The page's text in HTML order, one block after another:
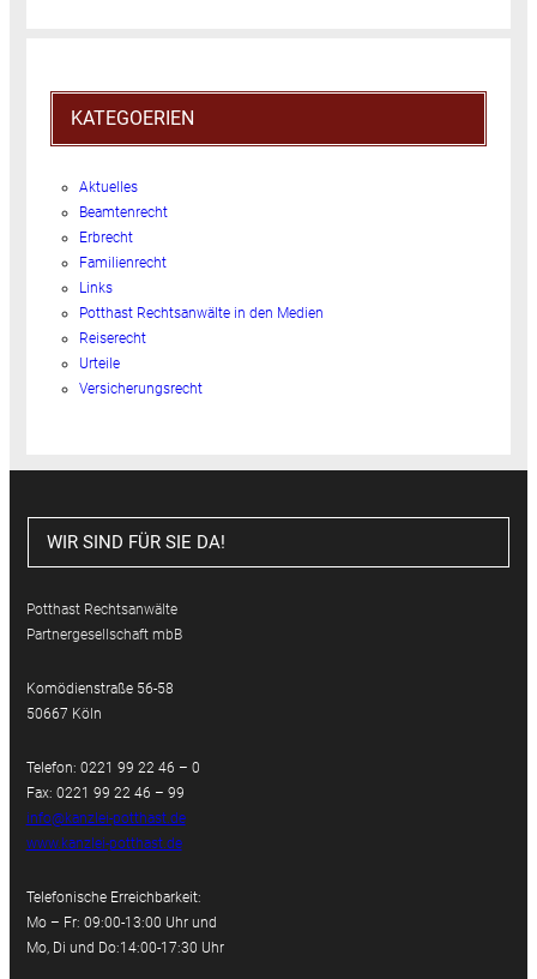
KATEGOERIEN
Aktuelles
Beamtenrecht
Erbrecht
Familienrecht
Links
Potthast Rechtsanwälte in den Medien
Reiserecht
Urteile
Versicherungsrecht
WIR SIND FÜR SIE DA!
Potthast Rechtsanwälte
Partnergesellschaft mbB
Komödienstraße 56-58
50667 Köln
Telefon: 0221 99 22 46 – 0
Fax: 0221 99 22 46 – 99
info@kanzlei-potthast.de
www.kanzlei-potthast.de
Telefonische Erreichbarkeit:
Mo – Fr: 09:00-13:00 Uhr und
Mo, Di und Do:14:00-17:30 Uhr